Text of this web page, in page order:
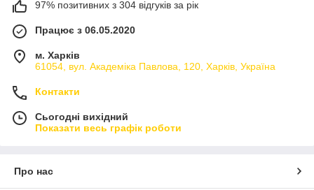
97% позитивних з 304 відгуків за рік
Працює з 06.05.2020
м. Харків
61054, вул. Академіка Павлова, 120, Харків, Україна
Контакти
Сьогодні вихідний
Показати весь графік роботи
Про нас